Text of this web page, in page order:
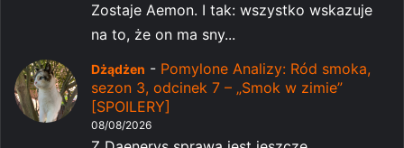
Zostaje Aemon. I tak: wszystko wskazuje
na to, że on ma sny...
Dżądżen - Pomylone Analizy: Ród smoka,
sezon 3, odcinek 7 – „Smok w zimie”
[SPOILERY]
08/08/2026